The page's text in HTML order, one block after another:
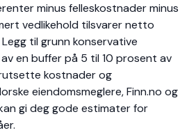
minus felleskostnader minus
vedlikehold tilsvarer netto
til grunn konservative
en buffer på 5 til 10 prosent av
kostnader og
eiendomsmeglere, Finn.no og
gi deg gode estimater for